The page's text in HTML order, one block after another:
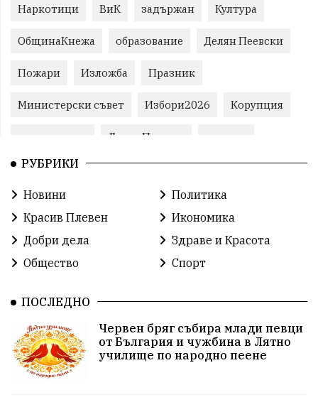
Наркотици ВиК задържан Култура
ОбщинаКнежа образование Делян Пеевски
Пожари Изложба Празник
Министерски съвет Избори2026 Корупция
ЛетниПожари
ОбластПлевен
Красив Плевен МВР
благотворителност Илияна Йотова
Общински съвет Общество Икономика
Ивелин Михайлов
здравеопазване концерт задържани
Бойко Борисов ПрогнозаЗаВремето ГЕРБ
РУБРИКИ
Новини
Политика
Красив Плевен
Икономика
Добри дела
Здраве и Красота
Общество
Спорт
ПОСЛЕДНО
Червен бряг събира млади певци
от България и чужбина в Лятно
училище по народно пеене